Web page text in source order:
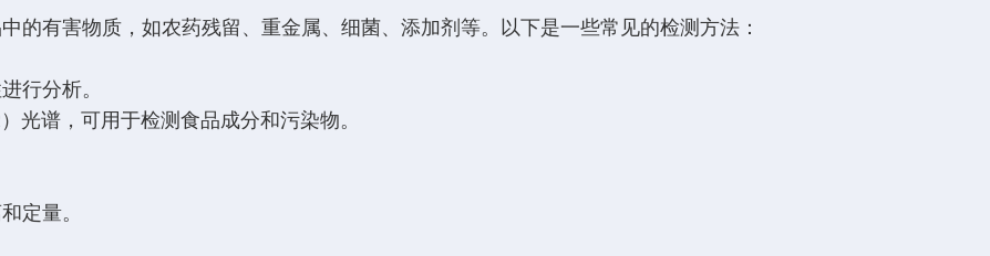
的有害物质，如农药残留、重金属、细菌、添加剂等。以下是一些常见的检测方法：
行分析。
光谱，可用于检测食品成分和污染物。
定量。